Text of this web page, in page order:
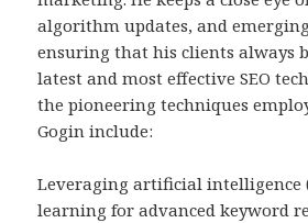
algorithm updates, and
ensuring that his clients always
latest and most effective SEO
the pioneering techniques
Gogin include:
Leveraging artificial intelligence
learning for advanced keyword